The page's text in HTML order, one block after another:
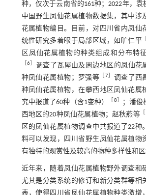
种，仅次于云南省的161种；2022年，袁
中国野生凤仙花属植物数据集，其中涉
花属植物编目。目前，对四川省内凤仙
统性研究多着眼于局部区域，如旷仁平
区凤仙花属植物的种类组成和分布特
［6
调查了瓦屋山及周边地区的凤仙花
种凤仙花属植物；罗强等
7］ 调查了西
种凤仙花属植物，在攀西地区凤仙花属
究中报道了60种（含1变种）
8 ；潘俊
西地区的20种凤仙花属植物；赵秋燕等［
区的凤仙花属植物调查中共报道了22种
料可以发现，四川省野生凤仙花属植物
有独特的观赏性及较高的物种多样性和区
近年来，随着凤仙花属植物野外调查和
尤其是分类系统的修订和新分类群等相
表，使得四川省凤仙花属植物种类激增